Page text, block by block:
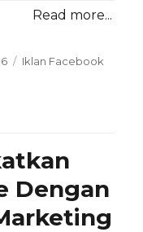
Read more...
Categories
Iklan Facebook
Dengan